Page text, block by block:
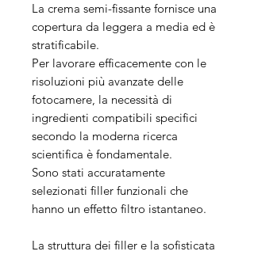
La crema semi-fissante fornisce una
copertura da leggera a media ed è
stratificabile.
Per lavorare efficacemente con le
risoluzioni più avanzate delle
fotocamere, la necessità di
ingredienti compatibili specifici
secondo la moderna ricerca
scientifica è fondamentale.
Sono stati accuratamente
selezionati filler funzionali che
hanno un effetto filtro istantaneo.
La struttura dei filler e la sofisticata